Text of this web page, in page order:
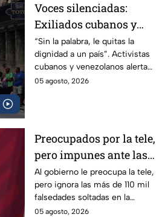
Voces silenciadas:
Exiliados cubanos y
venezolanos alertan
sobre la pérdida de
libertades en México
“Sin la palabra, le quitas la
dignidad a un país”. Activistas
cubanos y venezolanos alertan
sobre el avance del
05 agosto, 2026
Preocupados por la tele,
pero impunes ante las
mentiras: El doble
rasero del gobierno
federal
Al gobierno le preocupa la tele,
pero ignora las más de 110 mil
falsedades soltadas en la
mañanera. Recordamos las
05 agosto, 2026